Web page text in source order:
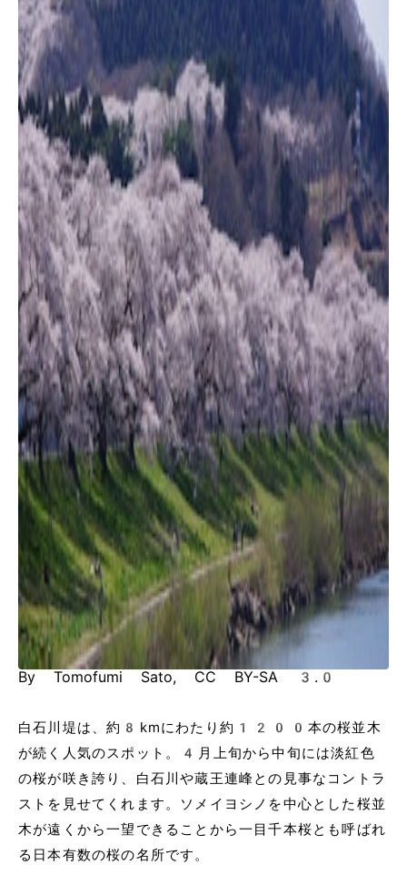
By Tomofumi Sato, CC BY-SA 3.0
白石川堤は、約8kmにわたり約1200本の桜並木
が続く人気のスポット。4月上旬から中旬には淡紅色
の桜が咲き誇り、白石川や蔵王連峰との見事なコントラ
ストを見せてくれます。ソメイヨシノを中心とした桜並
木が遠くから一望できることから一目千本桜とも呼ばれ
る日本有数の桜の名所です。